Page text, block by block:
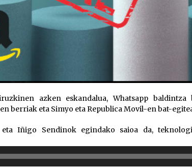
azken eskandalua, Whatsapp
berriak eta Simyo eta Republica Movil-en bat-
Iñigo Sendinok egindako saioa da,